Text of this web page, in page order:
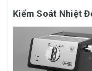
Kiểm Soát Nhiệt